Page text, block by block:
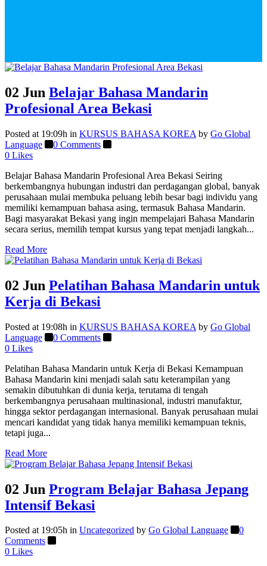
02 Jun Belajar Bahasa Mandarin
Profesional Area Bekasi
Posted at 19:09h in KURSUS BAHASA KOREA by Go Global
Language
0 Comments
0 Likes
Belajar Bahasa Mandarin Profesional Area Bekasi Seiring
berkembangnya hubungan industri dan perdagangan global, banyak
perusahaan mulai membuka peluang lebih besar bagi individu yang
memiliki kemampuan bahasa asing, termasuk Bahasa Mandarin.
Bagi masyarakat Bekasi yang ingin mempelajari Bahasa Mandarin
secara serius, memilih tempat kursus yang tepat menjadi langkah...
Read More
02 Jun Pelatihan Bahasa Mandarin untuk
Kerja di Bekasi
Posted at 19:08h in KURSUS BAHASA KOREA by Go Global
Language
0 Comments
0 Likes
Pelatihan Bahasa Mandarin untuk Kerja di Bekasi Kemampuan
Bahasa Mandarin kini menjadi salah satu keterampilan yang
semakin dibutuhkan di dunia kerja, terutama di tengah
berkembangnya perusahaan multinasional, industri manufaktur,
hingga sektor perdagangan internasional. Banyak perusahaan mulai
mencari kandidat yang tidak hanya memiliki kemampuan teknis,
tetapi juga...
Read More
02 Jun Program Belajar Bahasa Jepang
Intensif Bekasi
Posted at 19:05h in Uncategorized by Go Global Language
0
Comments
0 Likes